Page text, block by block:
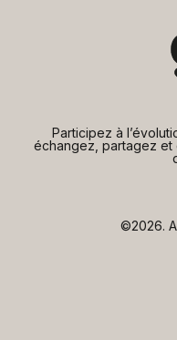
Participez à
échangez, partagez et
©2026.